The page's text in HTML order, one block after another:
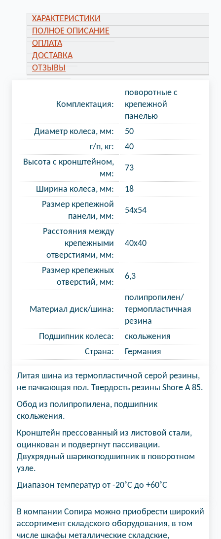
ХАРАКТЕРИСТИКИ
ПОЛНОЕ ОПИСАНИЕ
ОПЛАТА
ДОСТАВКА
ОТЗЫВЫ
Комплектация:
поворотные с
крепежной
панелью
Диаметр колеса, мм:
50
г/п, кг:
40
Высота с кронштейном,
мм:
73
Ширина колеса, мм:
18
Размер крепежной
панели, мм:
54х54
Расстояния между
крепежными
отверстиями, мм:
40х40
Размер крепежных
отверстий, мм:
6,3
Материал диск/шина:
полипропилен/
термопластичная
резина
Подшипник колеса:
скольжения
Страна:
Германия
Литая шина из термопластичной серой резины,
не пачкающая пол. Твердость резины Shore A 85.
Обод из полипропилена, подшипник
скольжения.
Кронштейн прессованный из листовой стали,
оцинкован и подвергнут пассивации.
Двухрядный шарикоподшипник в поворотном
узле.
Диапазон температур от -20˚С до +60˚С
В компании Сопира можно приобрести широкий
ассортимент складского оборудования, в том
числе шкафы металлические складские,